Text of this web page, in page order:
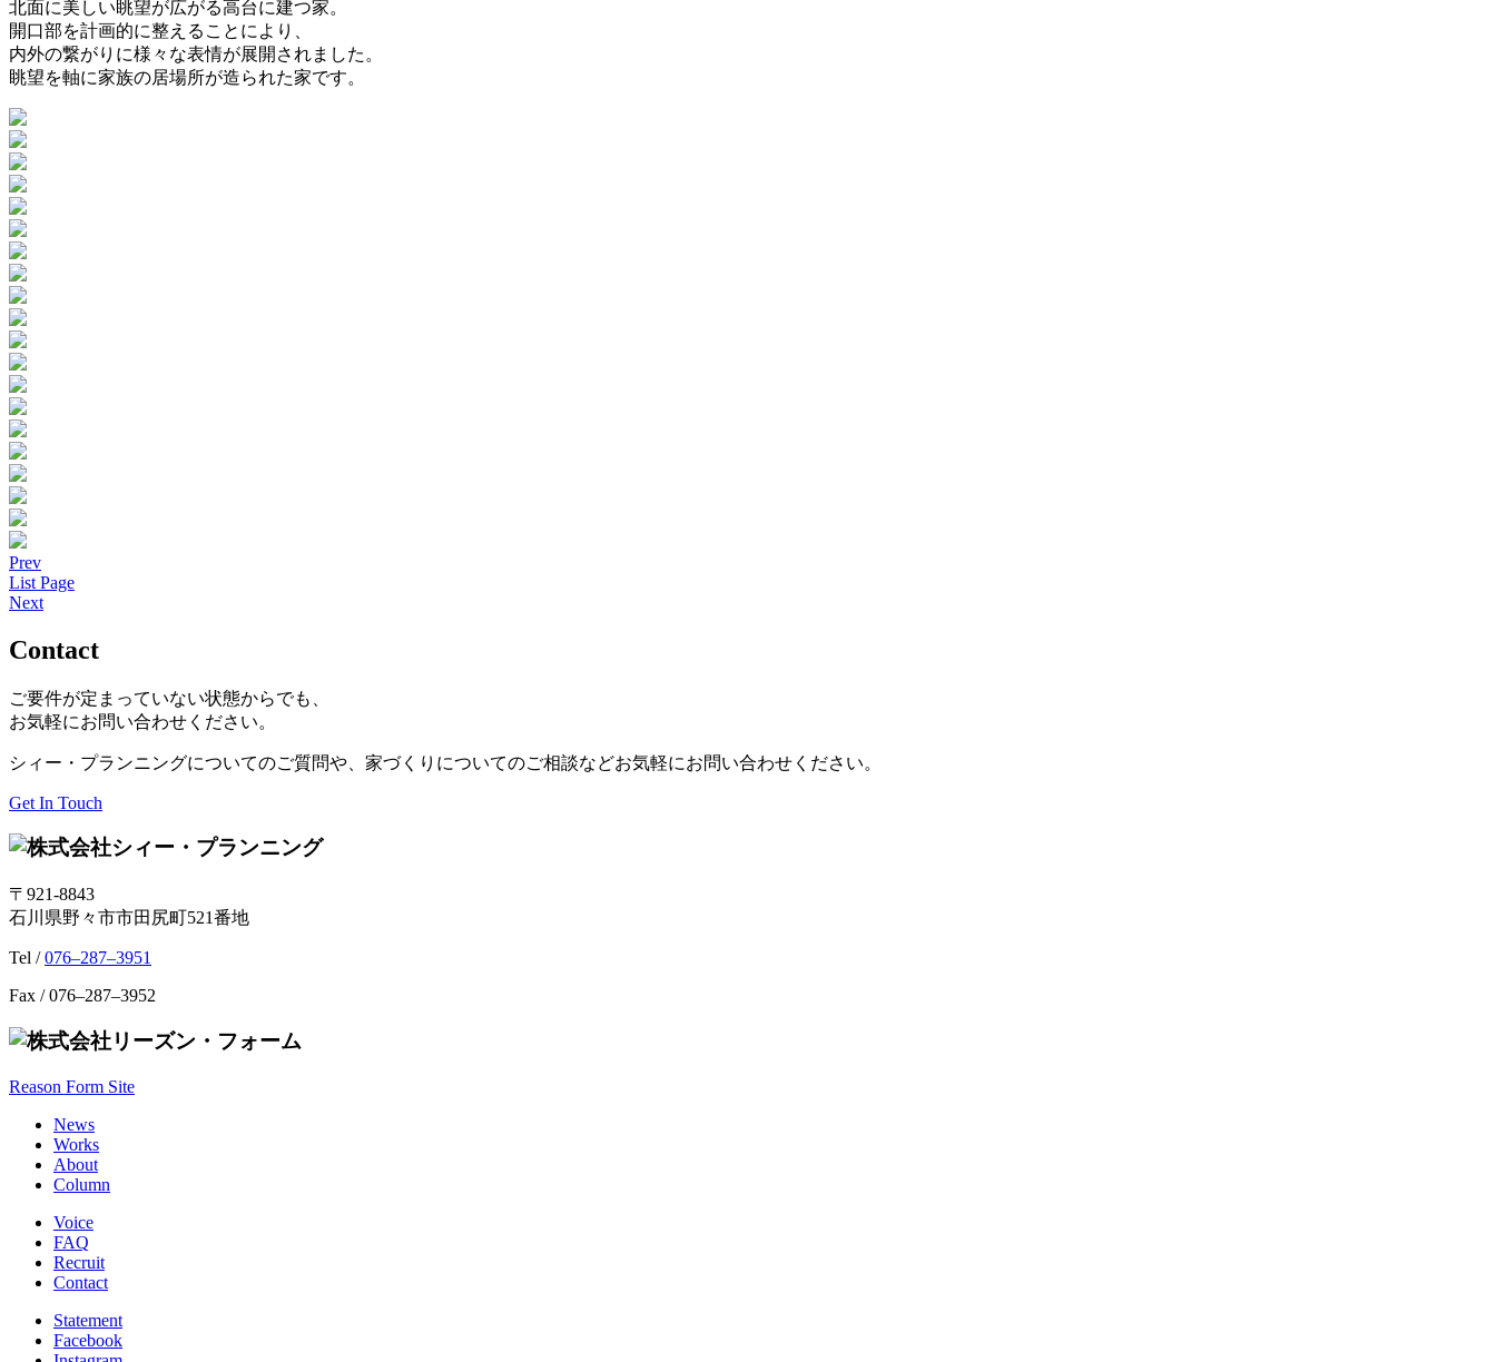
北面に美しい眺望が広がる高台に建つ家。
開口部を計画的に整えることにより、
内外の繋がりに様々な表情が展開されました。
眺望を軸に家族の居場所が造られた家です。
Prev
List Page
Next
Contact
ご要件が定まっていない状態からでも、
お気軽にお問い合わせください。
シィー・プランニングについてのご質問や、家づくりについてのご相談などお気軽にお問い合わせください。
Get In Touch
〒921-8843
石川県野々市市田尻町521番地
Tel /076–287–3951
Fax / 076–287–3952
Reason Form Site
News
Works
About
Column
Voice
FAQ
Recruit
Contact
Statement
Facebook